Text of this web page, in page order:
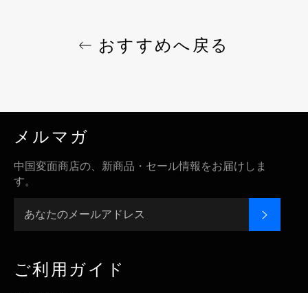
おすすめへ戻る
メルマガ
中国変面商店の、新商品・セール情報をお届けしま
す。
ご利用ガイド